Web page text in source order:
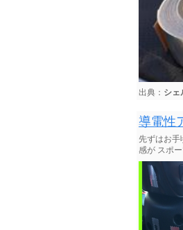
出典： シェ
導電性
先ずはお
感が スポ